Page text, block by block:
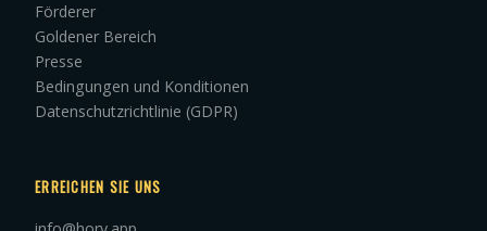
Förderer
Goldener Bereich
Presse
Bedingungen und Konditionen
Datenschutzrichtlinie (GDPR)
ERREICHEN SIE UNS